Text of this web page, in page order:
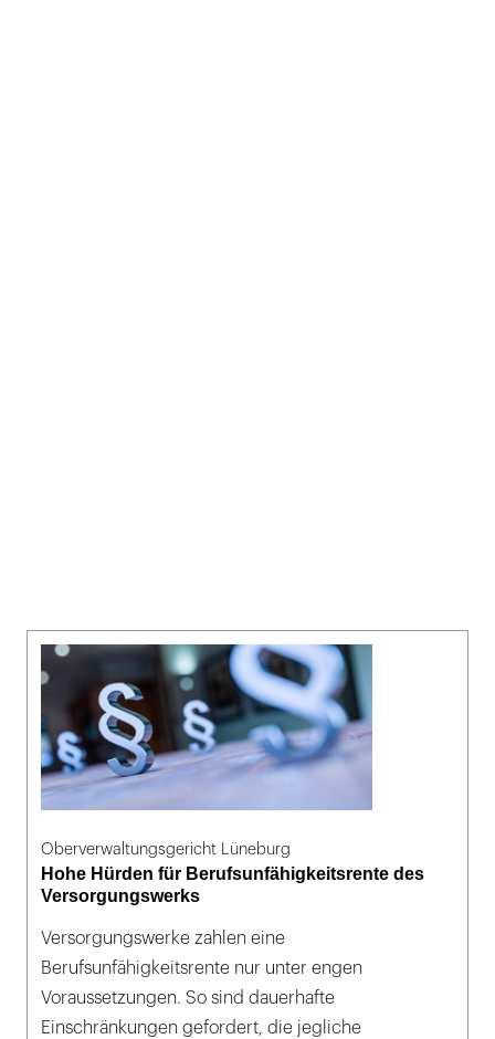
Oberverwaltungsgericht Lüneburg
Hohe Hürden für Berufsunfähigkeitsrente des
Versorgungswerks
Versorgungswerke zahlen eine
Berufsunfähigkeitsrente nur unter engen
Voraussetzungen. So sind dauerhafte
Einschränkungen gefordert, die jegliche